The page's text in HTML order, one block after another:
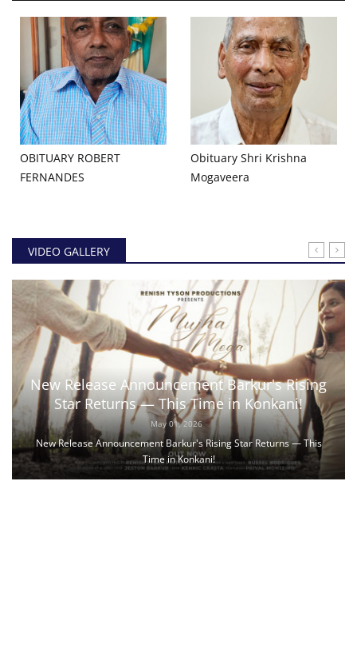
OBITUARY ROBERT
FERNANDES
Obituary Shri Krishna
Mogaveera
VIDEO GALLERY
New Release Announcement Barkur's Rising
Star Returns — This Time in Konkani!
May 01, 2026
New Release Announcement Barkur's Rising Star Returns — This
Time in Konkani!